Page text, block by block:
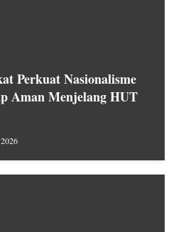
Perkuat Nasionalisme
Aman Menjelang HUT